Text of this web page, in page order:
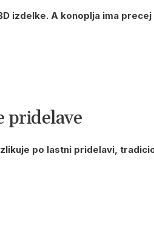
izdelke. A konoplja ima
pridelave
po lastni pridelavi,